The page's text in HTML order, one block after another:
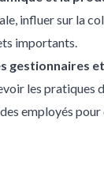
influer sur la
importants.
gestionnaires
les pratiques
employés pour